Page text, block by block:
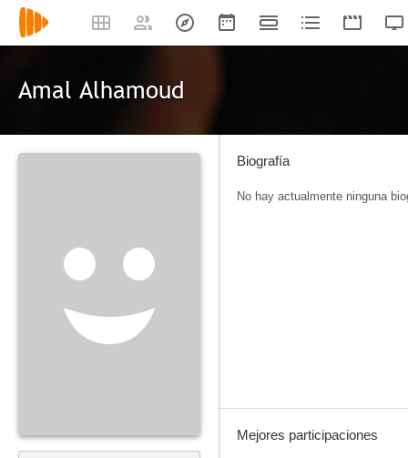
Amal Alhamoud
Biografía
No hay actualmente ninguna
Mejores participaciones